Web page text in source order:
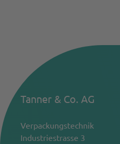
Tanner & Co. AG
Verpackungstechnik
Industriestrasse 3